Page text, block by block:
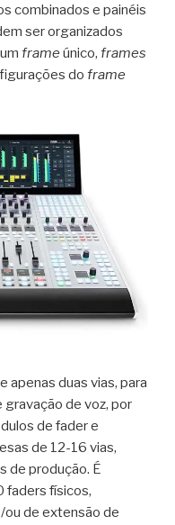
combinados e painéis
ser organizados
frame único, frames
do frame
apenas duas vias, para
de voz, por
de fader e
de 12-16 vias,
de produção. É
faders físicos,
de extensão de